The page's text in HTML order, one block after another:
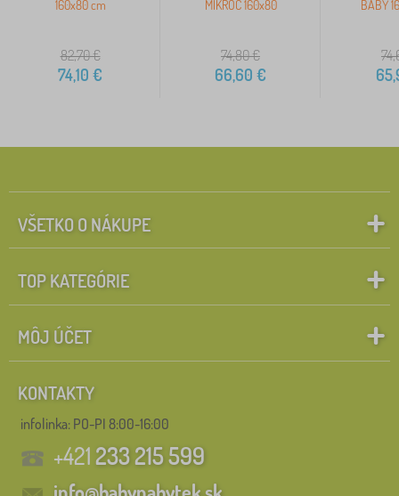
160x80 cm
82,70€
74,10 €
MIKROC 160x80
74,80€
66,60 €
BABY
VŠETKO O NÁKUPE
TOP KATEGÓRIE
MÔJ ÚČET
KONTAKTY
infolinka: PO-PI 8:00-16:00
+421233 215 599